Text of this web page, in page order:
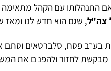
התנהלותו עם הקהל מתאימה
צה"ל, שגם הוא חדש לנו ומאז
בערב פסח, סלברטאים וסתם
מבקשת לחזור ולהפנים את